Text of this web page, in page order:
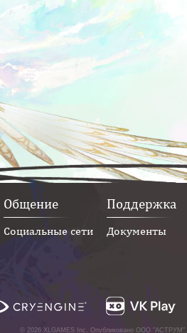
Общение
Социальные сети
Поддержка
Документы
© 2026 XLGAMES Inc. Опубликовано ООО "АСТРУМ".